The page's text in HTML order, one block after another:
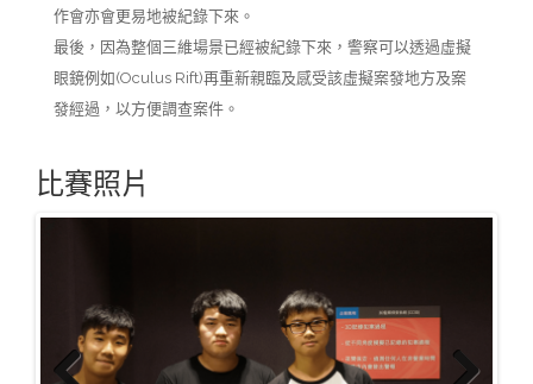
作會亦會更易地被紀錄下來。
最後，因為整個三維場景已經被紀錄下來，警察可以透過虛擬
眼鏡例如(Oculus Rift)再重新親臨及感受該虛擬案發地方及案
發經過，以方便調查案件。
比賽照片